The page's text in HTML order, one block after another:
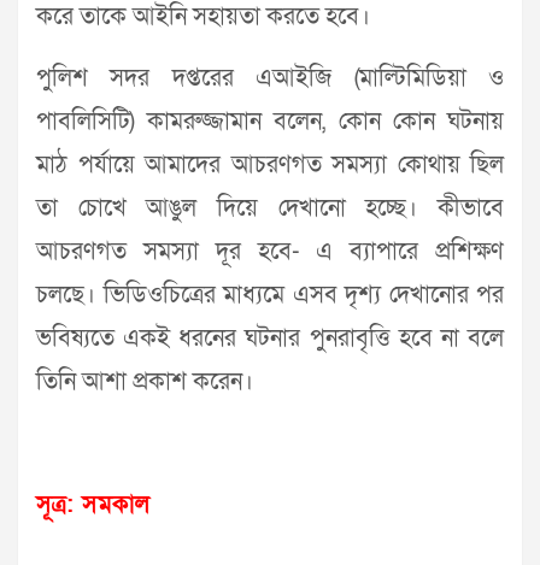
করে তাকে আইনি সহায়তা করতে হবে।
পুলিশ সদর দপ্তরের এআইজি (মাল্টিমিডিয়া ও
পাবলিসিটি) কামরুজ্জামান বলেন, কোন কোন ঘটনায়
মাঠ পর্যায়ে আমাদের আচরণগত সমস্যা কোথায় ছিল
তা চোখে আঙুল দিয়ে দেখানো হচ্ছে। কীভাবে
আচরণগত সমস্যা দূর হবে- এ ব্যাপারে প্রশিক্ষণ
চলছে। ভিডিওচিত্রের মাধ্যমে এসব দৃশ্য দেখানোর পর
ভবিষ্যতে একই ধরনের ঘটনার পুনরাবৃত্তি হবে না বলে
তিনি আশা প্রকাশ করেন।
সূত্র: সমকাল